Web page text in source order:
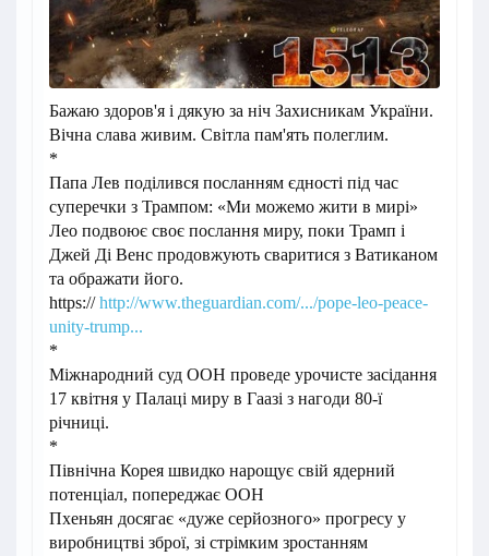
Бажаю здоров'я і дякую за ніч Захисникам України.
Вічна слава живим. Світла пам'ять полеглим.
*
Папа Лев поділився посланням єдності під час
суперечки з Трампом: «Ми можемо жити в мирі»
Лео подвоює своє послання миру, поки Трамп і
Джей Ді Венс продовжують сваритися з Ватиканом
та ображати його.
https://http://www.theguardian.com/.../pope-leo-peace-
unity-trump...
*
Міжнародний суд ООН проведе урочисте засідання
17 квітня у Палаці миру в Гаазі з нагоди 80-ї
річниці.
*
Північна Корея швидко нарощує свій ядерний
потенціал, попереджає ООН
Пхеньян досягає «дуже серйозного» прогресу у
виробництві зброї, зі стрімким зростанням